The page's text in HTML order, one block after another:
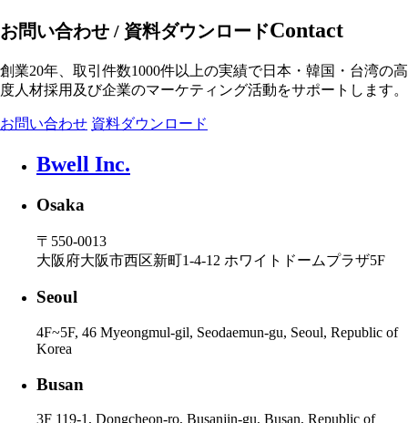
お問い合わせ / 資料ダウンロードContact
創業20年、取引件数1000件以上の実績で日本・韓国・台湾の高
度人材採用及び企業のマーケティング活動をサポートします。
お問い合わせ 資料ダウンロード
Bwell Inc.
Osaka
〒550-0013
大阪府大阪市西区新町1-4-12 ホワイトドームプラザ5F
Seoul
4F~5F, 46 Myeongmul-gil, Seodaemun-gu, Seoul, Republic of
Korea
Busan
3F 119-1, Dongcheon-ro, Busanjin-gu, Busan, Republic of